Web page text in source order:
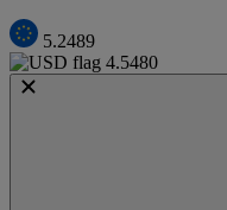
5.2489
4.5480